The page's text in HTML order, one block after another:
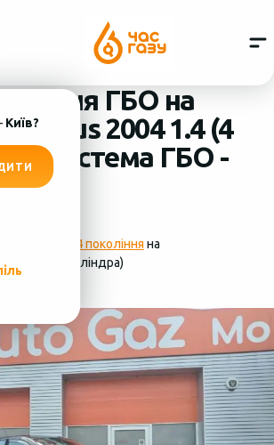
Київ?
ГБО на
Modus 2004 1.4 (4
система ГБО -
ГБО 4 покоління на
2004 1.4 (4 циліндра)